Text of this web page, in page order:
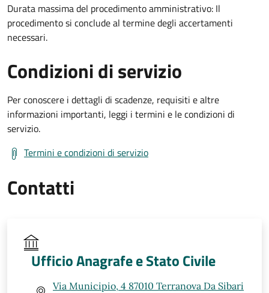
Durata massima del procedimento amministrativo: Il
procedimento si conclude al termine degli accertamenti
necessari.
Condizioni di servizio
Per conoscere i dettagli di scadenze, requisiti e altre
informazioni importanti, leggi i termini e le condizioni di
servizio.
Termini e condizioni di servizio
Contatti
Ufficio Anagrafe e Stato Civile
Via Municipio, 4 87010 Terranova Da Sibari